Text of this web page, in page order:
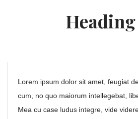
Lorem ipsum dolor sit amet, feugiat
cum, no quo maiorum intellegebat,
Mea cu case ludus integre, vide